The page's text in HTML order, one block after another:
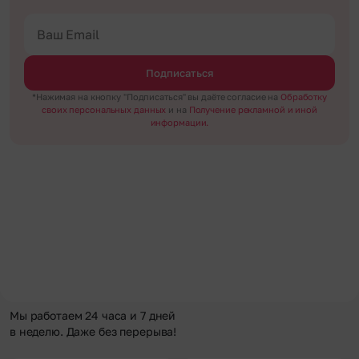
Подписаться
*Нажимая на кнопку "Подписаться" вы даёте согласие на Обработку
своих персональных данных и на Получение рекламной и иной
информации.
Мы работаем 24 часа и 7 дней
в неделю. Даже без перерыва!